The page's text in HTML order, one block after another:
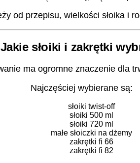
od przepisu, wielkości słoika i
Jakie słoiki i zakrętki
ma ogromne znaczenie dla
Najczęściej wybierane są:
słoiki twist-off
słoiki 500 ml
słoiki 720 ml
małe słoiczki na dżemy
zakrętki fi 66
zakrętki fi 82